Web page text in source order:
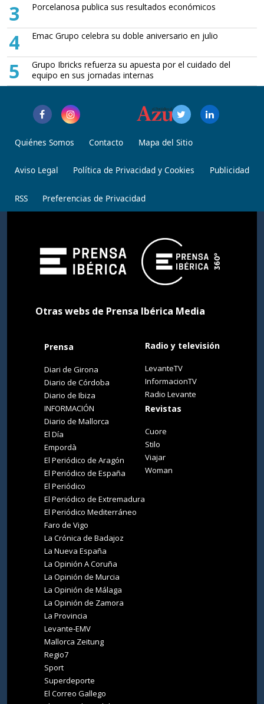
3 Porcelanosa publica sus resultados económicos
4 Emac Grupo celebra su doble aniversario en julio
5
Grupo Ibricks refuerza su apuesta por el cuidado del
equipo en sus jornadas internas
Quiénes Somos Contacto Mapa del Sitio
Aviso Legal Política de Privacidad y Cookies Publicidad
RSS Preferencias de Privacidad
Otras webs de Prensa Ibérica Media
Prensa
Diari de Girona
Diario de Córdoba
Diario de Ibiza
INFORMACIÓN
Diario de Mallorca
El Día
Empordà
El Periódico de Aragón
El Periódico de España
El Periódico
El Periódico de Extremadura
El Periódico Mediterráneo
Faro de Vigo
La Crónica de Badajoz
La Nueva España
La Opinión A Coruña
La Opinión de Murcia
La Opinión de Málaga
La Opinión de Zamora
La Provincia
Levante-EMV
Mallorca Zeitung
Regio7
Sport
Superdeporte
El Correo Gallego
Radio y televisión
LevanteTV
InformacionTV
Radio Levante
Revistas
Cuore
Stilo
Viajar
Woman